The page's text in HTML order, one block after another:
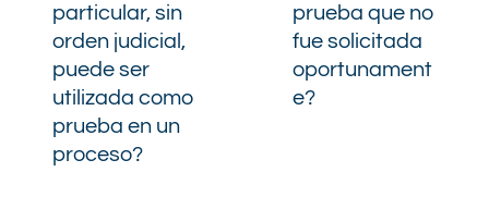
particular, sin
orden judicial,
puede ser
utilizada como
prueba en un
proceso?
prueba que no
fue solicitada
oportunament
e?